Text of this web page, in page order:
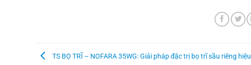
TS BỌ TRĨ – NOFARA 35WG: Giải pháp đặc trị bọ trĩ sầu riêng hiệu